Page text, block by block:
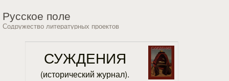
Русское поле
Содружество литературных проектов
СУЖДЕНИЯ
(исторический журнал).